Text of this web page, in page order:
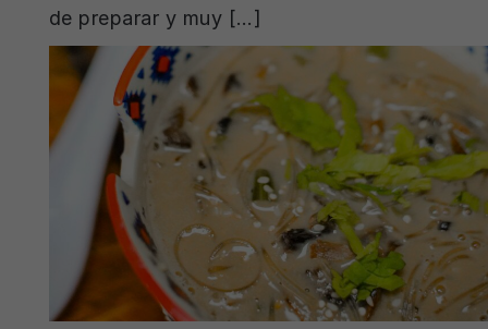
de preparar y muy […]